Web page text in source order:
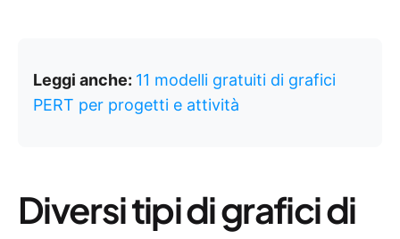
Leggi anche: 11 modelli gratuiti di grafici
PERT per progetti e attività
Diversi tipi di grafici di